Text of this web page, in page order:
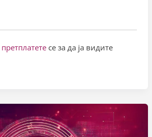
претплатетесе за да ја видите